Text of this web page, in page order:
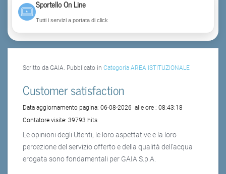
Sportello On Line
Tutti i servizi a portata di click
Scritto da GAIA. Pubblicato in Categoria AREA ISTITUZIONALE
Customer satisfaction
Data aggiornamento pagina: 06-08-2026 alle ore : 08:43:18
Contatore visite: 39793 hits
Le opinioni degli Utenti, le loro aspettative e la loro
percezione del servizio offerto e della qualità dell’acqua
erogata sono fondamentali per GAIA S.p.A.